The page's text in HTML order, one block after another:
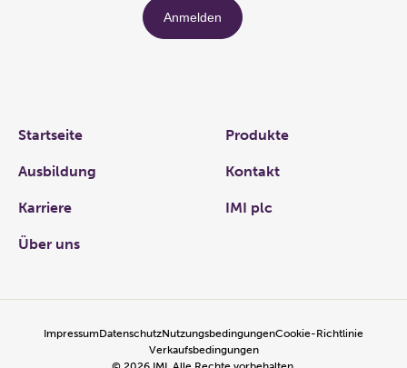
Links
Startseite Produkte
Ausbildung Kontakt
Karriere IMI plc
Über uns
ImpressumDatenschutzNutzungsbedingungenCookie-Richtlinie
Verkaufsbedingungen